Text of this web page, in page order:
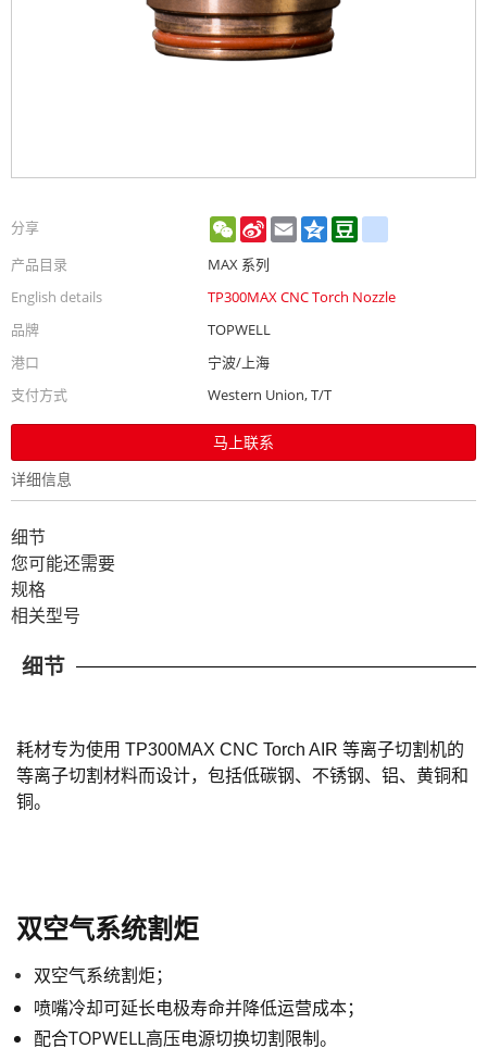
分享 WeChat
Sina
Weibo
EmailQzone
产品目录
MAX 系列
English details
TP300MAX CNC Torch Nozzle
品牌
TOPWELL
港口
宁波/上海
支付方式
Western Union, T/T
马上联系
详细信息
细节
您可能还需要
规格
相关型号
细节
耗材专为使用 TP300MAX CNC Torch AIR 等离子切割机的
等离子切割材料而设计，包括低碳钢、不锈钢、铝、黄铜和
铜。
双空气系统割炬
双空气系统割炬；
喷嘴冷却可延长电极寿命并降低运营成本；
配合TOPWELL高压电源切换切割限制。